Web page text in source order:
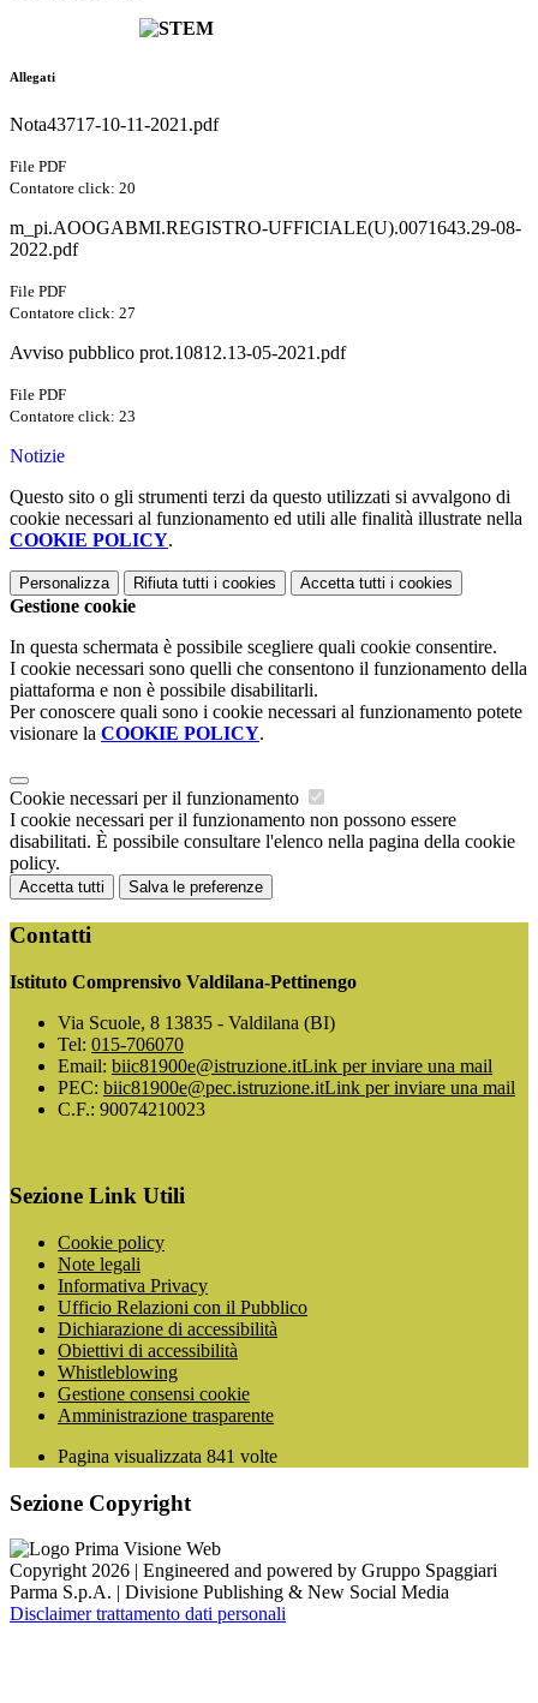
Allegati
Nota43717-10-11-2021.pdf
File PDF
Contatore click: 20
m_pi.AOOGABMI.REGISTRO-UFFICIALE(U).0071643.29-08-
2022.pdf
File PDF
Contatore click: 27
Avviso pubblico prot.10812.13-05-2021.pdf
File PDF
Contatore click: 23
Notizie
Questo sito o gli strumenti terzi da questo utilizzati si avvalgono di
cookie necessari al funzionamento ed utili alle finalità illustrate nella
COOKIE POLICY.
Personalizza Rifiuta tutti i cookies Accetta tutti i cookies
Gestione cookie
In questa schermata è possibile scegliere quali cookie consentire.
I cookie necessari sono quelli che consentono il funzionamento della
piattaforma e non è possibile disabilitarli.
Per conoscere quali sono i cookie necessari al funzionamento potete
visionare la COOKIE POLICY.
Cookie necessari per il funzionamento
I cookie necessari per il funzionamento non possono essere
disabilitati. È possibile consultare l'elenco nella pagina della cookie
policy.
Accetta tutti Salva le preferenze
Contatti
Istituto Comprensivo Valdilana-Pettinengo
Via Scuole, 8 13835 - Valdilana (BI)
Tel: 015-706070
Email: biic81900e@istruzione.itLink per inviare una mail
PEC: biic81900e@pec.istruzione.itLink per inviare una mail
C.F.: 90074210023
Sezione Link Utili
Cookie policy
Note legali
Informativa Privacy
Ufficio Relazioni con il Pubblico
Dichiarazione di accessibilità
Obiettivi di accessibilità
Whistleblowing
Gestione consensi cookie
Amministrazione trasparente
Pagina visualizzata 841 volte
Sezione Copyright
Copyright 2026 | Engineered and powered by Gruppo Spaggiari
Parma S.p.A. | Divisione Publishing & New Social Media
Disclaimer trattamento dati personali